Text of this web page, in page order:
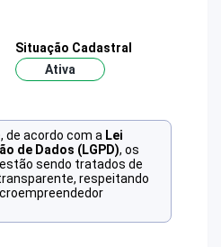
Situação Cadastral
Ativa
de acordo com a Lei
de Dados (LGPD), os
sendo tratados de
respeitando